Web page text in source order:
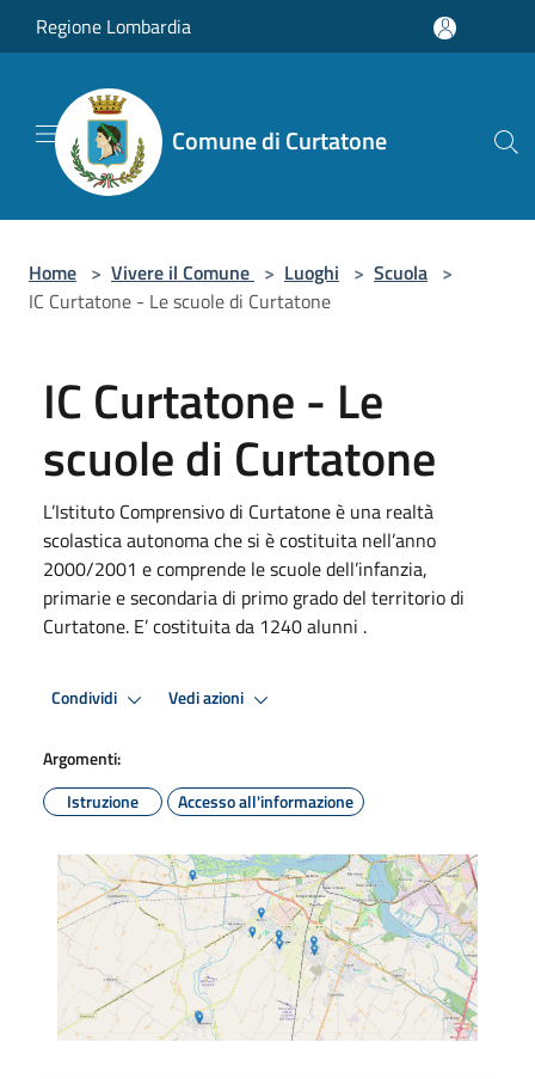
Salta al contenuto principale
Regione Lombardia
Comune di Curtatone
Home > Vivere il Comune > Luoghi > Scuola >
IC Curtatone - Le scuole di Curtatone
IC Curtatone - Le
scuole di Curtatone
L’Istituto Comprensivo di Curtatone è una realtà
scolastica autonoma che si è costituita nell’anno
2000/2001 e comprende le scuole dell’infanzia,
primarie e secondaria di primo grado del territorio di
Curtatone. E’ costituita da 1240 alunni .
Condividi Vedi azioni
Argomenti:
Istruzione
Accesso all'informazione